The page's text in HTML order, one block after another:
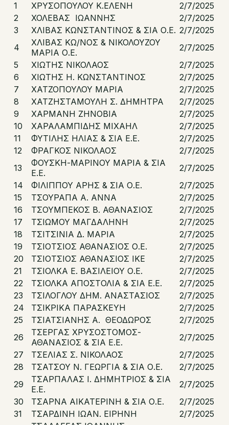
1 ΧΡΥΣΟΠΟΥΛΟΥ Κ.ΕΛΕΝΗ
2/7/2025
2
ΧΟΛΕΒΑΣ ΙΩΑΝΝΗΣ
2/7/2025
3
ΧΛΙΒΑΣ ΚΩΝΣΤΑΝΤΙΝΟΣ & ΣΙΑ Ο.Ε. 2/7/2025
4
ΧΛΙΒΑΣ ΚΩ/ΝΟΣ & ΝΙΚΟΛΟΥΖΟΥ
ΜΑΡΙΑ Ο.Ε.
2/7/2025
5
ΧΙΩΤΗΣ ΝΙΚΟΛΑΟΣ
2/7/2025
6
ΧΙΩΤΗΣ Η. ΚΩΝΣΤΑΝΤΙΝΟΣ
2/7/2025
7
ΧΑΤΖΟΠΟΥΛΟΥ ΜΑΡΙΑ
2/7/2025
8
ΧΑΤΖΗΣΤΑΜΟΥΛΗ Σ. ΔΗΜΗΤΡΑ
2/7/2025
9
ΧΑΡΜΑΝΗ ΖΗΝΟΒΙΑ
2/7/2025
10
ΧΑΡΑΛΑΜΠΙΔΗΣ ΜΙΧΑΗΛ
2/7/2025
11
ΦΥΤΙΛΗΣ ΗΛΙΑΣ & ΣΙΑ Ε.Ε.
2/7/2025
12
ΦΡΑΓΚΟΣ ΝΙΚΟΛΑΟΣ
2/7/2025
13
ΦΟΥΣΚΗ-ΜΑΡΙΝΟΥ ΜΑΡΙΑ & ΣΙΑ
Ε.Ε.
2/7/2025
14
ΦΙΛΙΠΠΟΥ ΑΡΗΣ & ΣΙΑ Ο.Ε.
2/7/2025
15
ΤΣΟΥΡΑΠΑ Α. ΑΝΝΑ
2/7/2025
16
ΤΣΟΥΜΠΕΚΟΣ Β. ΑΘΑΝΑΣΙΟΣ
2/7/2025
17
ΤΣΙΩΜΟΥ ΜΑΓΔΑΛΗΝΗ
2/7/2025
18
ΤΣΙΤΣΙΝΙΑ Δ. ΜΑΡΙΑ
2/7/2025
19
ΤΣΙΟΤΣΙΟΣ ΑΘΑΝΑΣΙΟΣ Ο.Ε.
2/7/2025
20
ΤΣΙΟΤΣΙΟΣ ΑΘΑΝΑΣΙΟΣ ΙΚΕ
2/7/2025
21
ΤΣΙΟΛΚΑ Ε. ΒΑΣΙΛΕΙΟΥ Ο.Ε.
2/7/2025
22
ΤΣΙΟΛΚΑ ΑΠΟΣΤΟΛΙΑ & ΣΙΑ Ε.Ε.
2/7/2025
23
ΤΣΙΛΟΓΛΟΥ ΔΗΜ. ΑΝΑΣΤΑΣΙΟΣ
2/7/2025
24
ΤΣΙΚΡΙΚΑ ΠΑΡΑΣΚΕΥΗ
2/7/2025
25
ΤΣΙΑΤΣΙΑΝΗΣ Α. ΘΕΟΔΩΡΟΣ
2/7/2025
26
ΤΣΕΡΓΑΣ ΧΡΥΣΟΣΤΟΜΟΣ-
ΑΘΑΝΑΣΙΟΣ & ΣΙΑ Ε.Ε.
2/7/2025
27
ΤΣΕΛΙΑΣ Σ. ΝΙΚΟΛΑΟΣ
2/7/2025
28
ΤΣΑΤΣΟΥ Ν. ΓΕΩΡΓΙΑ & ΣΙΑ Ο.Ε.
2/7/2025
29
ΤΣΑΡΠΑΛΑΣ Ι. ΔΗΜΗΤΡΙΟΣ & ΣΙΑ
Ε.Ε.
2/7/2025
30
ΤΣΑΡΝΑ ΑΙΚΑΤΕΡΙΝΗ & ΣΙΑ Ο.Ε.
2/7/2025
31
ΤΣΑΡΔΙΝΗ ΙΩΑΝ. ΕΙΡΗΝΗ
2/7/2025